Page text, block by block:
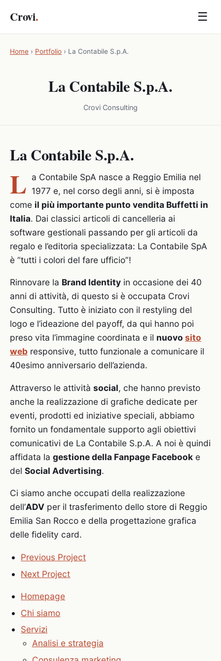
Crovi. ☰
Home › Portfolio › La Contabile S.p.A.
La Contabile S.p.A.
Crovi Consulting
La Contabile S.p.A.
L a Contabile SpA nasce a Reggio Emilia nel
1977 e, nel corso degli anni, si è imposta
come il più importante punto vendita Buffetti in
Italia. Dai classici articoli di cancelleria ai
software gestionali passando per gli articoli da
regalo e l’editoria specializzata: La Contabile SpA
è “tutti i colori del fare ufficio”!
Rinnovare la Brand Identity in occasione dei 40
anni di attività, di questo si è occupata Crovi
Consulting. Tutto è iniziato con il restyling del
logo e l’ideazione del payoff, da qui hanno poi
preso vita l’immagine coordinata e il nuovo sito
web responsive, tutto funzionale a comunicare il
40esimo anniversario dell’azienda.
Attraverso le attività social, che hanno previsto
anche la realizzazione di grafiche dedicate per
eventi, prodotti ed iniziative speciali, abbiamo
fornito un fondamentale supporto agli obiettivi
comunicativi de La Contabile S.p.A. A noi è quindi
affidata la gestione della Fanpage Facebook e
del Social Advertising.
Ci siamo anche occupati della realizzazione
dell’ADV per il trasferimento dello store di Reggio
Emilia San Rocco e della progettazione grafica
delle fidelity card.
Previous Project
Next Project
Homepage
Chi siamo
Servizi
Analisi e strategia